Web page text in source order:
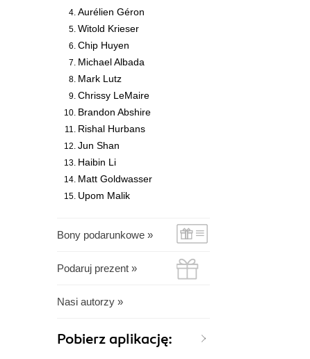
Aurélien Géron
Witold Krieser
Chip Huyen
Michael Albada
Mark Lutz
Chrissy LeMaire
Brandon Abshire
Rishal Hurbans
Jun Shan
Haibin Li
Matt Goldwasser
Upom Malik
Bony podarunkowe »
Podaruj prezent »
Nasi autorzy »
Pobierz aplikację: